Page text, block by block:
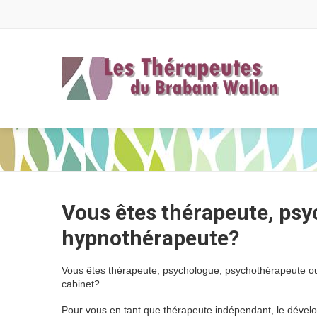
Vous êtes thérapeute,
hypnothérapeute?
Vous êtes thérapeute, psychologue, psychothérapeute
cabinet?
Pour vous en tant que thérapeute indépendant, le